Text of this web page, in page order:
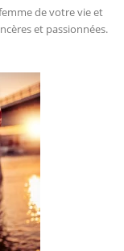
de votre vie et
et passionnées.